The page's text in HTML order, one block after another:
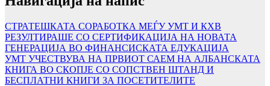
СТРАТЕШКАТА СОРАБОТКА МЕЃУ УМТ И КХВ
РЕЗУЛТИРАШЕ СО СЕРТИФИКАЦИЈА НА НОВАТА
ГЕНЕРАЦИЈА ВО ФИНАНСИСКАТА ЕДУКАЦИЈА
УMТ УЧЕСТВУВА НА ПРВИОТ САЕМ НА АЛБАНСКАТА
КНИГА ВО СКОПЈЕ СО СОПСТВЕН ШТАНД И
БЕСПЛАТНИ КНИГИ ЗА ПОСЕТИТЕЛИТЕ